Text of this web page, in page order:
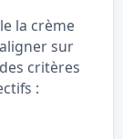
la crème
sur
critères
: